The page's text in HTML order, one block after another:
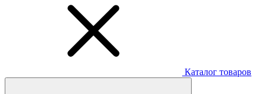
Каталог товаров